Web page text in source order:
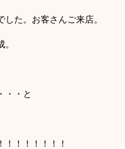
した。お客さんご来店。
・・と
！！！！！！！